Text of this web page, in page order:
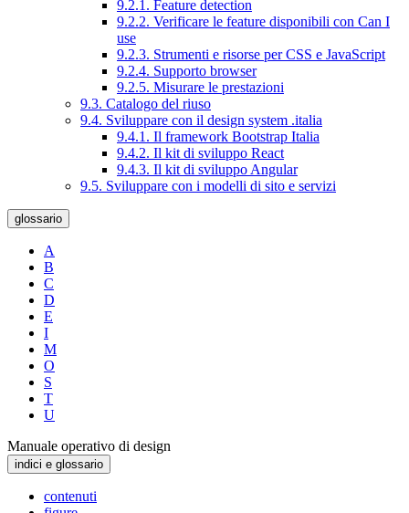
9.2.1. Feature detection
9.2.2. Verificare le feature disponibili con Can I
use
9.2.3. Strumenti e risorse per CSS e JavaScript
9.2.4. Supporto browser
9.2.5. Misurare le prestazioni
9.3. Catalogo del riuso
9.4. Sviluppare con il design system .italia
9.4.1. Il framework Bootstrap Italia
9.4.2. Il kit di sviluppo React
9.4.3. Il kit di sviluppo Angular
9.5. Sviluppare con i modelli di sito e servizi
glossario
A
B
C
D
E
I
M
O
S
T
U
Manuale operativo di design
indici e glossario
contenuti